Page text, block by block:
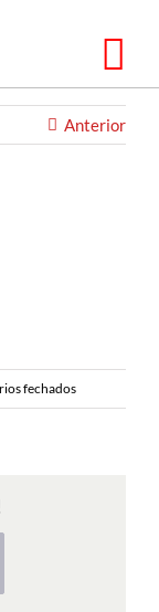
Anterior
fechadosem
Caminhando